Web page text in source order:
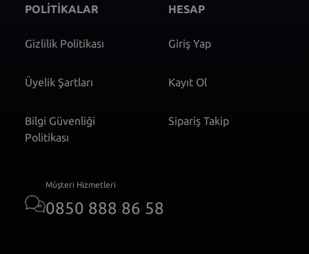
POLİTİKALAR
Gizlilik Politikası
Üyelik Şartları
Bilgi Güvenliği
Politikası
HESAP
Giriş Yap
Kayıt Ol
Sipariş Takip
Müşteri Hizmetleri
0850 888 86 58